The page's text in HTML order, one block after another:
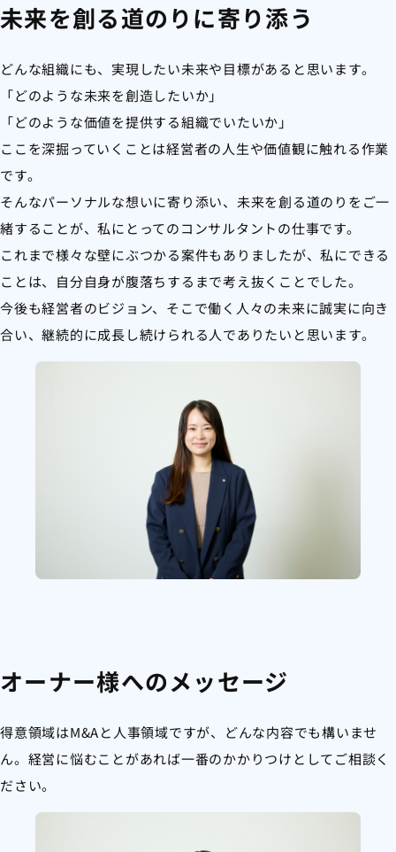
未来を創る道のりに寄り添う
どんな組織にも、実現したい未来や目標があると思います。
「どのような未来を創造したいか」
「どのような価値を提供する組織でいたいか」
ここを深掘っていくことは経営者の人生や価値観に触れる作業
です。
そんなパーソナルな想いに寄り添い、未来を創る道のりをご一
緒することが、私にとってのコンサルタントの仕事です。
これまで様々な壁にぶつかる案件もありましたが、私にできる
ことは、自分自身が腹落ちするまで考え抜くことでした。
今後も経営者のビジョン、そこで働く人々の未来に誠実に向き
合い、継続的に成長し続けられる人でありたいと思います。
オーナー様へのメッセージ
得意領域はM&Aと人事領域ですが、どんな内容でも構いませ
ん。経営に悩むことがあれば一番のかかりつけとしてご相談く
ださい。